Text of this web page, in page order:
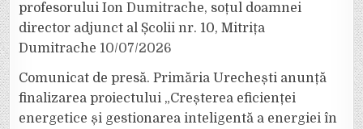
profesorului Ion Dumitrache, soțul doamnei
director adjunct al Școlii nr. 10, Mitrița
Dumitrache 10/07/2026
Comunicat de presă. Primăria Urechești anunță
finalizarea proiectului „Creșterea eficienței
energetice și gestionarea inteligentă a energiei în